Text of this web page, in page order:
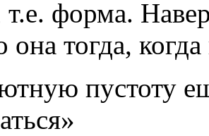
т.е. форма.
тогда,
пустоту